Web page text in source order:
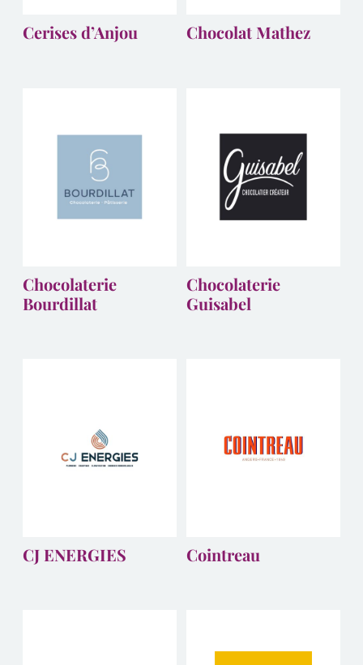
Cerises d’Anjou Chocolat Mathez
Chocolaterie
Bourdillat
Chocolaterie
Guisabel
CJ ENERGIES Cointreau